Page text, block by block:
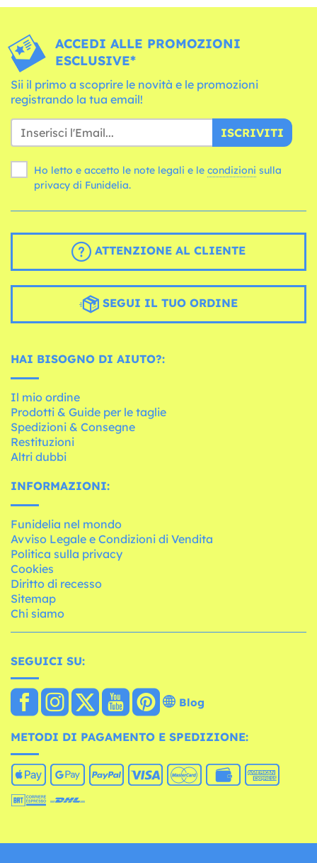
ACCEDI ALLE PROMOZIONI
ESCLUSIVE*
Sii il primo a scoprire le novità e le promozioni
registrando la tua email!
ISCRIVITI
Ho letto e accetto le note legali e le condizioni
privacy di Funidelia.
ATTENZIONE AL CLIENTE
SEGUI IL TUO ORDINE
HAI BISOGNO DI AIUTO?:
Il mio ordine
Prodotti & Guide per le taglie
Spedizioni & Consegne
Restituzioni
Altri dubbi
INFORMAZIONI:
Funidelia nel mondo
Avviso Legale e Condizioni di Vendita
Politica sulla privacy
Cookies
Diritto di recesso
Sitemap
Chi siamo
SEGUICI SU:
Blog
METODI DI PAGAMENTO E SPEDIZIONE: